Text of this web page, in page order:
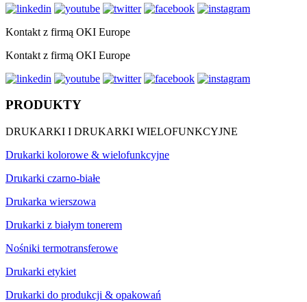
Kontakt z firmą OKI Europe
Kontakt z firmą OKI Europe
PRODUKTY
DRUKARKI I DRUKARKI WIELOFUNKCYJNE
Drukarki kolorowe & wielofunkcyjne
Drukarki czarno-białe
Drukarka wierszowa
Drukarki z białym tonerem
Nośniki termotransferowe
Drukarki etykiet
Drukarki do produkcji & opakowań